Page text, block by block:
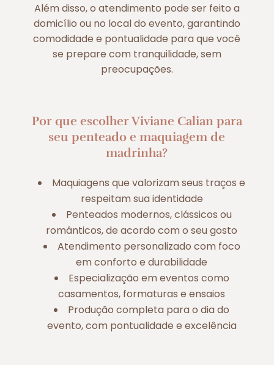
Além disso, o atendimento pode ser feito a
domicílio ou no local do evento, garantindo
comodidade e pontualidade para que você
se prepare com tranquilidade, sem
preocupações.
Por que escolher Viviane Calian para
seu penteado e maquiagem de
madrinha?
Maquiagens que valorizam seus traços e
respeitam sua identidade
Penteados modernos, clássicos ou
românticos, de acordo com o seu gosto
Atendimento personalizado com foco
em conforto e durabilidade
Especialização em eventos como
casamentos, formaturas e ensaios
Produção completa para o dia do
evento, com pontualidade e excelência